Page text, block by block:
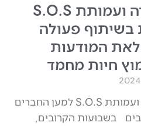
ליברה ועמותת S.O.S
בשיתוף פעולה
המודעות
חיות מחמד
ליברה ועמותת S.O.S למען החברים
בשבועות הקרובים,